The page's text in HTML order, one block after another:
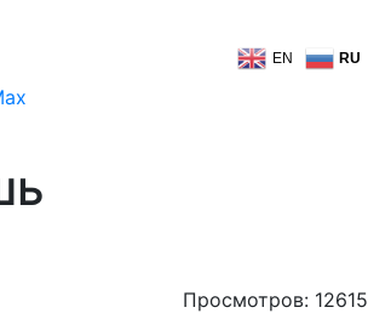
EN RU
Просмотров: 12615